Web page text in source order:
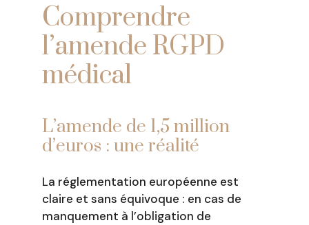
Comprendre
l’amende RGPD
médical
L’amende de 1,5 million
d’euros : une réalité
La réglementation européenne est
claire et sans équivoque : en cas de
manquement à l’obligation de